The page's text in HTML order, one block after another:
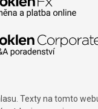
Texty na tomto